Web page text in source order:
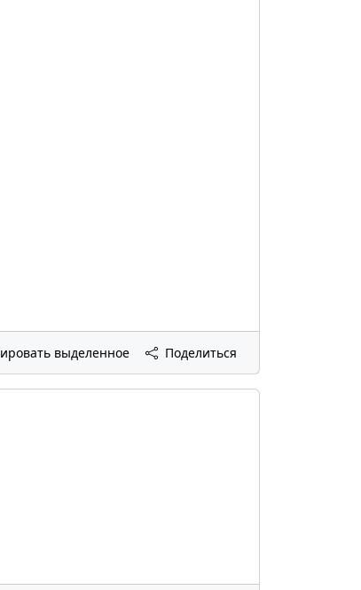
выделенное Поделиться